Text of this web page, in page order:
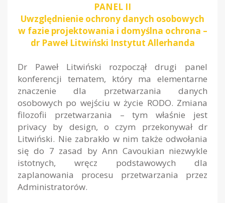
PANEL II
Uwzględnienie ochrony danych osobowych
w fazie projektowania i domyślna ochrona –
dr Paweł Litwiński Instytut Allerhanda
Dr Paweł Litwiński rozpoczął drugi panel
konferencji tematem, który ma elementarne
znaczenie dla przetwarzania danych
osobowych po wejściu w życie RODO. Zmiana
filozofii przetwarzania – tym właśnie jest
privacy by design, o czym przekonywał dr
Litwiński. Nie zabrakło w nim także odwołania
się do 7 zasad by Ann Cavoukian niezwykle
istotnych, wręcz podstawowych dla
zaplanowania procesu przetwarzania przez
Administratorów.